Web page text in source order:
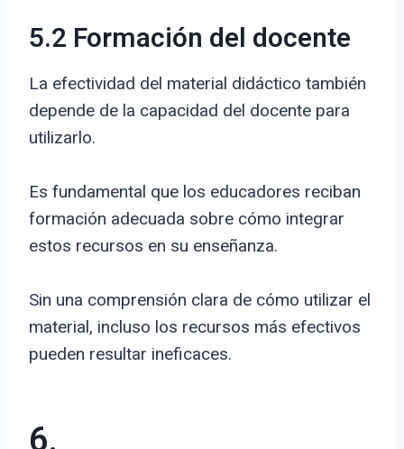
5.2 Formación del docente
La efectividad del material didáctico también
depende de la capacidad del docente para
utilizarlo.
Es fundamental que los educadores reciban
formación adecuada sobre cómo integrar
estos recursos en su enseñanza.
Sin una comprensión clara de cómo utilizar el
material, incluso los recursos más efectivos
pueden resultar ineficaces.